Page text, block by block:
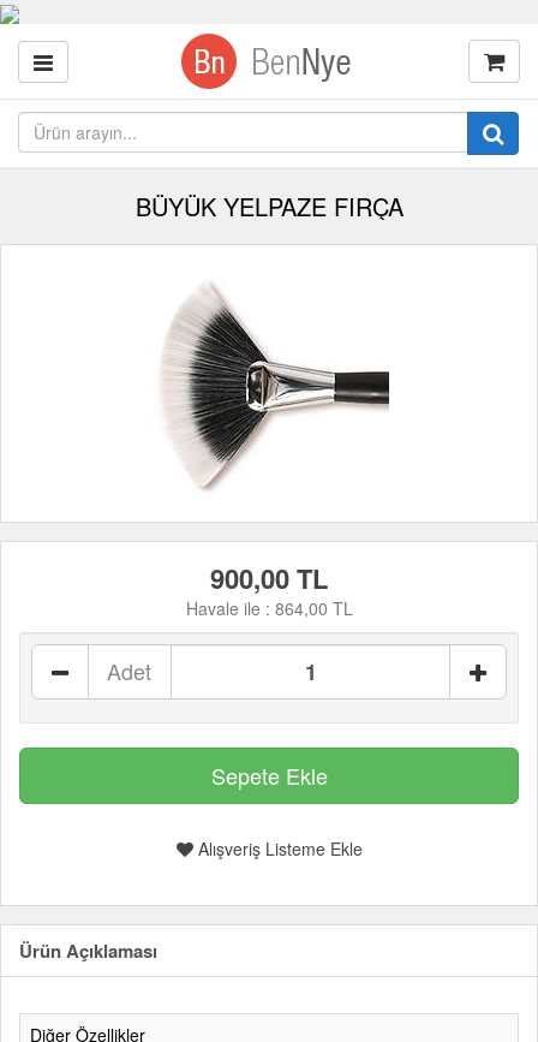
BÜYÜK YELPAZE FIRÇA
900,00 TL
Havale ile : 864,00 TL
Adet
Alışveriş Listeme Ekle
Ürün Açıklaması
Diğer Özellikler